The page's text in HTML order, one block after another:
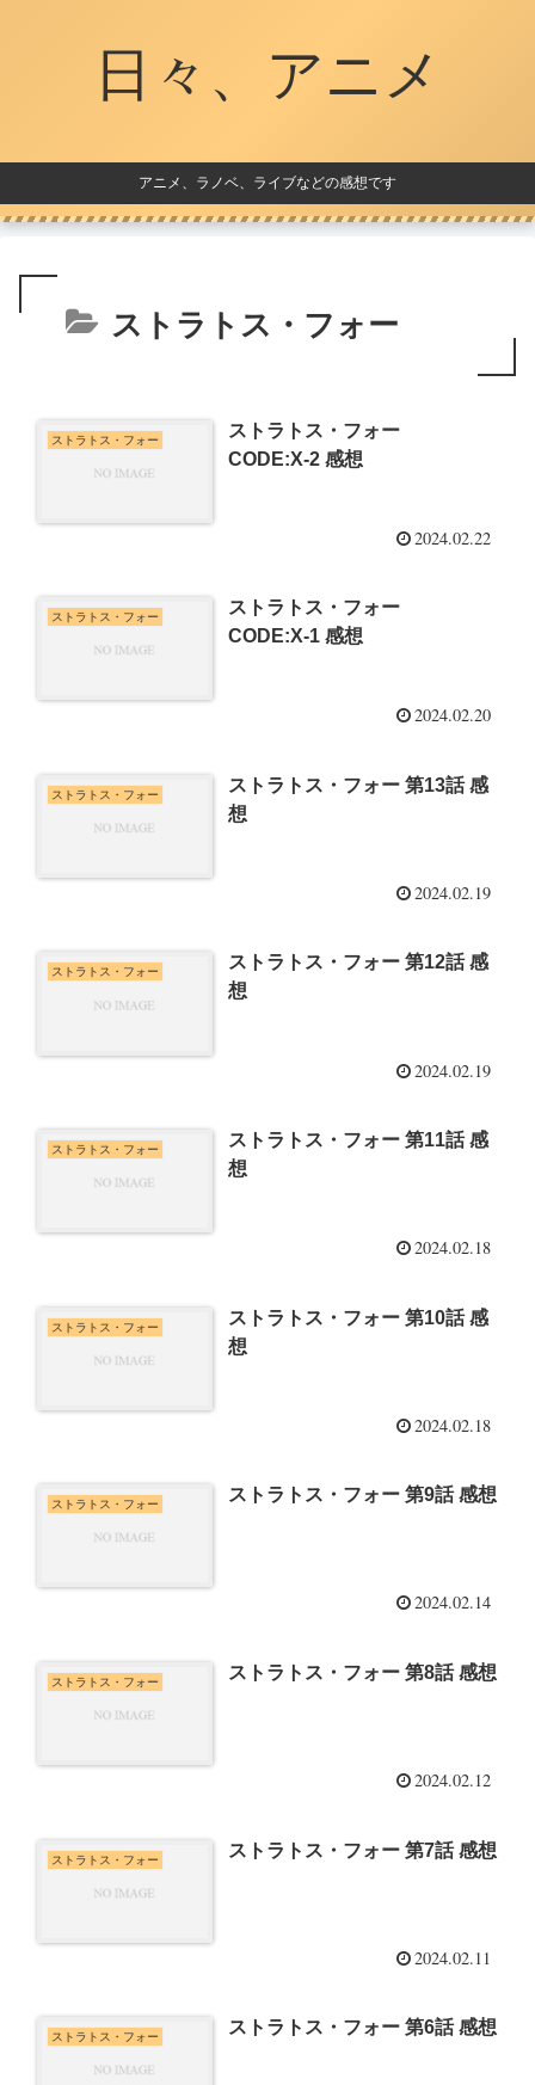
日々、アニメ
アニメ、ラノベ、ライブなどの感想です
ストラトス・フォー
ストラトス・フォー
ストラトス・フォー
CODE:X-2 感想
2024.02.22
ストラトス・フォー
ストラトス・フォー
CODE:X-1 感想
2024.02.20
ストラトス・フォー
ストラトス・フォー 第13話 感
想
2024.02.19
ストラトス・フォー
ストラトス・フォー 第12話 感
想
2024.02.19
ストラトス・フォー
ストラトス・フォー 第11話 感
想
2024.02.18
ストラトス・フォー
ストラトス・フォー 第10話 感
想
2024.02.18
ストラトス・フォー ストラトス・フォー 第9話 感想
2024.02.14
ストラトス・フォー ストラトス・フォー 第8話 感想
2024.02.12
ストラトス・フォー ストラトス・フォー 第7話 感想
2024.02.11
ストラトス・フォー ストラトス・フォー 第6話 感想